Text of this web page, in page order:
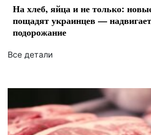
На хлеб, яйца и не только:
пощадят украинцев —
подорожание
Все детали